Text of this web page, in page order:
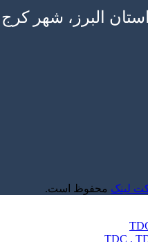
استان البرز، شهر
لینک محفوظ است.